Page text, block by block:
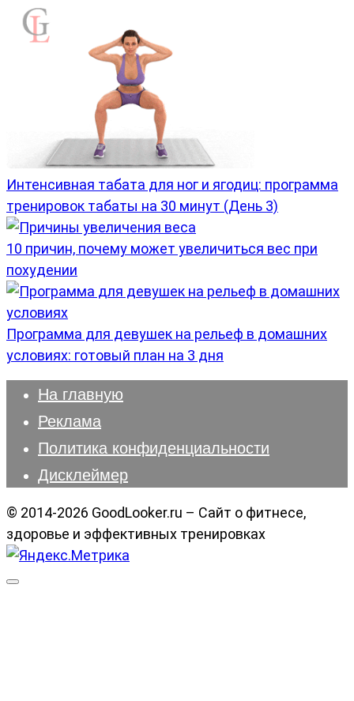
Интенсивная табата для ног и ягодиц: программа
тренировок табаты на 30 минут (День 3)
10 причин, почему может увеличиться вес при
похудении
Программа для девушек на рельеф в домашних
условиях: готовый план на 3 дня
На главную
Реклама
Политика конфиденциальности
Дисклеймер
© 2014-2026 GoodLooker.ru – Сайт о фитнесе,
здоровье и эффективных тренировках